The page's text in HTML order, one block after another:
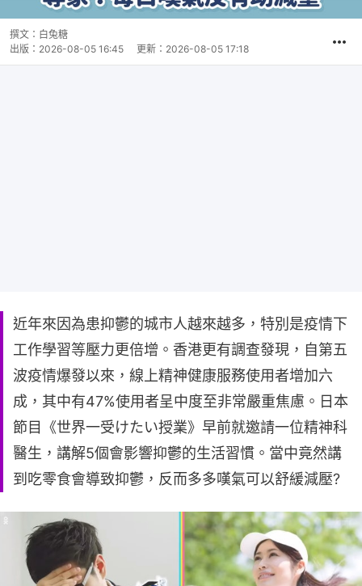
撰文： 白兔糖
出版： 2026-08-05 16:45 更新： 2026-08-05 17:18
近年來因為患抑鬱的城市人越來越多，特別是疫情下
工作學習等壓力更倍增。香港更有調查發現，自第五
波疫情爆發以來，線上精神健康服務使用者增加六
成，其中有47%使用者呈中度至非常嚴重焦慮。日本
節目《世界一受けたい授業》早前就邀請一位精神科
醫生，講解5個會影響抑鬱的生活習慣。當中竟然講
到吃零食會導致抑鬱，反而多多嘆氣可以舒緩減壓?